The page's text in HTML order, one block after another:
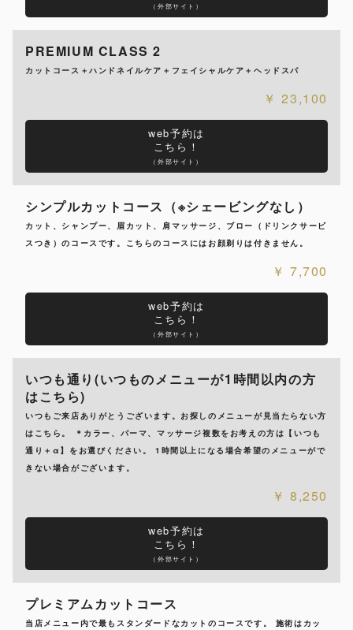
（外部サイト）
PREMIUM CLASS 2
カットコース＋ハンドネイルケア＋フェイシャルケア＋ヘッドスパ
23,100
web予約は
こちら！
（外部サイト）
シンプルカットコース（※シェービングなし）
カット、シャンプー、眉カット、肩マッサージ、ブロー（ドリンクサービ
スつき）のコースです。こちらのコースにはお顔剃りは付きません。
7,700
web予約は
こちら！
（外部サイト）
いつも通り(いつものメニューが1時間以内の方
はこちら)
いつもご来店ありがとうございます。お探しのメニューが見当たらない方
はこちら。 ＊カラー、パーマ、マッサージ複数をお考えの方は【いつも
通り＋α】をお選びください。 1時間以上になる場合希望のメニューがで
きない場合がございます。
8,250
web予約は
こちら！
（外部サイト）
プレミアムカットコース
当店メニュー内で最もスタンダードなカットのコースです。 施術はカッ